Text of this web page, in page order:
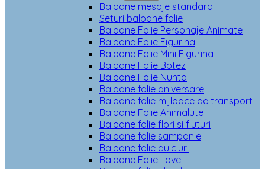
Baloane mesaje standard
Seturi baloane folie
Baloane Folie Personaje Animate
Baloane Folie Figurina
Baloane Folie Mini Figurina
Baloane Folie Botez
Baloane Folie Nunta
Baloane folie aniversare
Baloane folie mijloace de transport
Baloane Folie Animalute
Baloane folie flori si fluturi
Baloane folie sampanie
Baloane folie dulciuri
Baloane Folie Love